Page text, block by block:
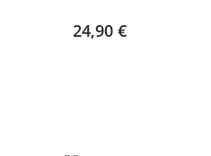
24,90 €